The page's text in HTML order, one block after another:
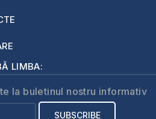
LIMBA:
la buletinul nostru informativ